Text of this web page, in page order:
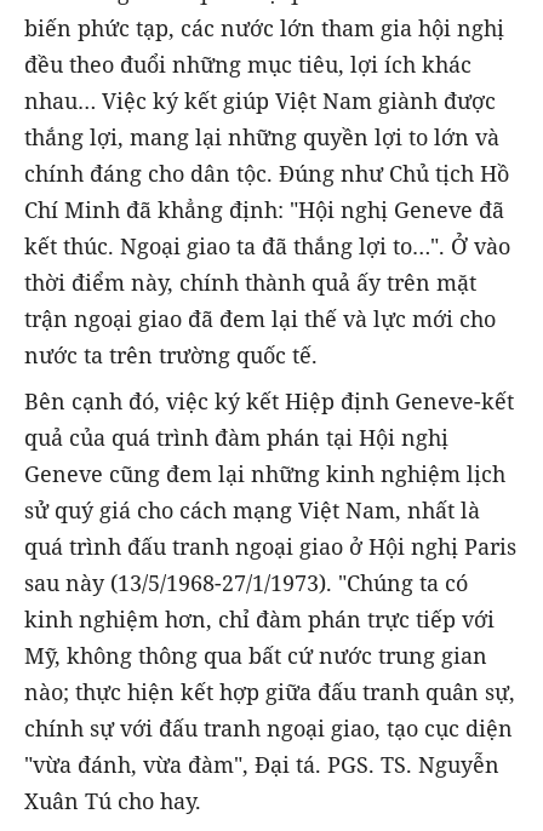
biến phức tạp, các nước lớn tham gia hội nghị
đều theo đuổi những mục tiêu, lợi ích khác
nhau… Việc ký kết giúp Việt Nam giành được
thắng lợi, mang lại những quyền lợi to lớn và
chính đáng cho dân tộc. Đúng như Chủ tịch Hồ
Chí Minh đã khẳng định: "Hội nghị Geneve đã
kết thúc. Ngoại giao ta đã thắng lợi to…". Ở vào
thời điểm này, chính thành quả ấy trên mặt
trận ngoại giao đã đem lại thế và lực mới cho
nước ta trên trường quốc tế.
Bên cạnh đó, việc ký kết Hiệp định Geneve-kết
quả của quá trình đàm phán tại Hội nghị
Geneve cũng đem lại những kinh nghiệm lịch
sử quý giá cho cách mạng Việt Nam, nhất là
quá trình đấu tranh ngoại giao ở Hội nghị Paris
sau này (13/5/1968-27/1/1973). "Chúng ta có
kinh nghiệm hơn, chỉ đàm phán trực tiếp với
Mỹ, không thông qua bất cứ nước trung gian
nào; thực hiện kết hợp giữa đấu tranh quân sự,
chính sự với đấu tranh ngoại giao, tạo cục diện
"vừa đánh, vừa đàm", Đại tá. PGS. TS. Nguyễn
Xuân Tú cho hay.